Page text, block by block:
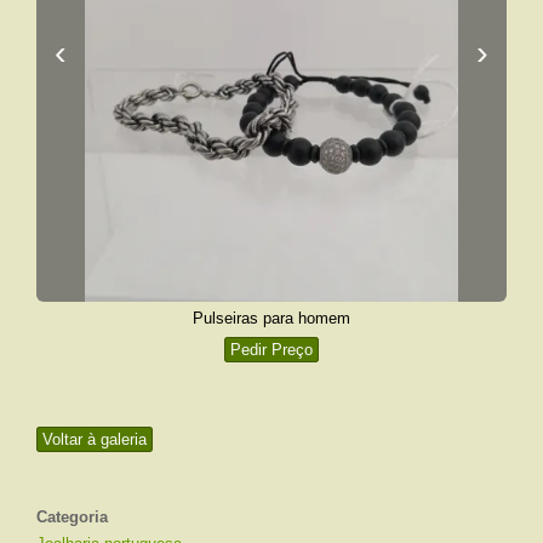
Voltar à galeria
Categoria
‹ ›
Pulseiras para homem
Pedir Preço